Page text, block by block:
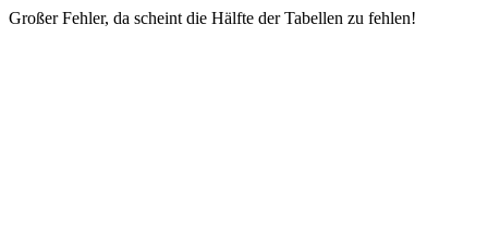
Großer Fehler, da scheint die Hälfte der Tabellen zu fehlen!